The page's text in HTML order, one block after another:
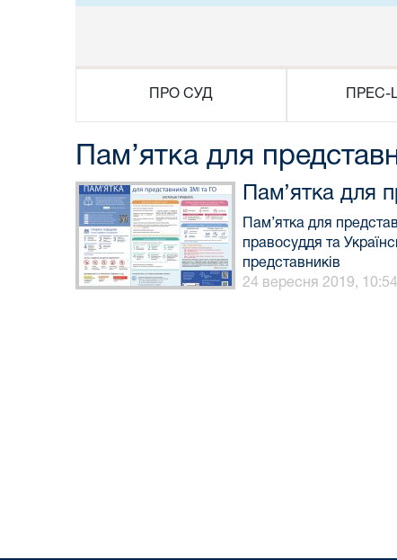
ПРО СУД ПРЕС-
Пам’ятка для
Пам’ятка для
Пам’ятка для
правосуддя та
представників
24 вересня 2019, 10:54